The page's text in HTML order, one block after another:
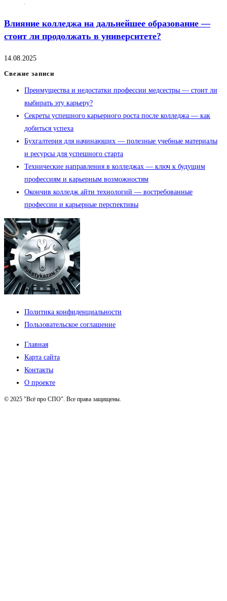
Влияние колледжа на дальнейшее образование —
стоит ли продолжать в университете?
14.08.2025
Свежие записи
Преимущества и недостатки профессии медсестры — стоит ли
выбирать эту карьеру?
Секреты успешного карьерного роста после колледжа — как
добиться успеха
Бухгалтерия для начинающих — полезные учебные материалы
и ресурсы для успешного старта
Технические направления в колледжах — ключ к будущим
профессиям и карьерным возможностям
Окончив колледж айти технологий — востребованные
профессии и карьерные перспективы
Политика конфиденциальности
Пользовательское соглашение
Главная
Карта сайта
Контакты
О проекте
© 2025 "Всё про СПО". Все права защищены.